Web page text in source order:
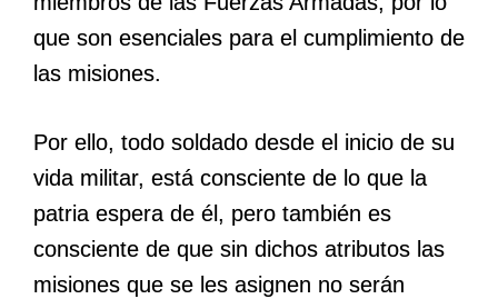
que son esenciales para el cumplimiento de
las misiones.
Por ello, todo soldado desde el inicio de su
vida militar, está consciente de lo que la
patria espera de él, pero también es
consciente de que sin dichos atributos las
misiones que se les asignen no serán